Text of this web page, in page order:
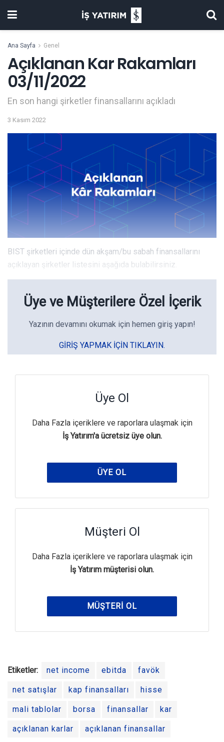
Ana Sayfa Genel
Açıklanan Kar Rakamları
03/11/2022
En son hangi şirketler finansallarını açıkladı
3 Kasım 2022
BIST şirketleri içinde dün akşam/bu sabah finansallarını
açıklayan şirketler listesini aşağıda bulabilirsiniz.
Üye ve Müşterilere Özel İçerik
Yazının devamını okumak için hemen giriş yapın!
GIRIŞ YAPMAK IÇIN TIKLAYIN.
Üye Ol
Daha Fazla içeriklere ve raporlara ulaşmak için
İş Yatırım'a ücretsiz üye olun.
ÜYE OL
Müşteri Ol
Daha Fazla içeriklere ve raporlara ulaşmak için
İş Yatırım müşterisi olun.
MÜŞTERI OL
Etiketler: net income ebitda favök
net satışlar kap finansalları hisse
mali tablolar borsa finansallar kar
açıklanan karlar açıklanan finansallar